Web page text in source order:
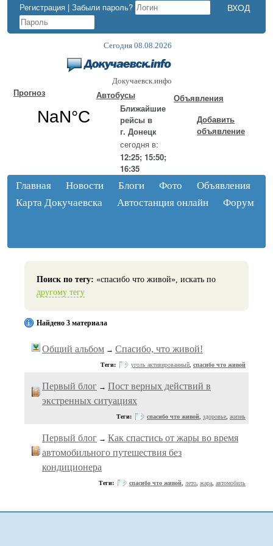
Регистрация | Забыли пароль?
Сегодня 08.08.2026
Докучаевск.инфо
Прогноз
Автобусы
Ближайшие
рейсы в
г. Донецк
сегодня в:
12:25; 15:50;
16:35
Объявления
Добавить
объявление
Главная Новости Блоги Фото
Объявления
Карта Докучаевска
Автостанция онлайн Форум
Поиск по тегу: «спасибо что живой», искать по
другому тегу
Найдено 3 материала
Общий альбом → Спасибо, что живой!
Теги: уголь активированный спасибо что живой
Первый блог → Пост верных действий в
экстренных ситуациях
Теги: спасибо что живой здоровье жизнь
Первый блог → Как спастись от жары во время
автомобильного путешествия без
кондиционера
Теги: спасибо что живой лето жара автомобиль